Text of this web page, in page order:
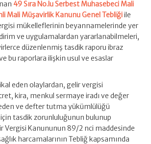
49 Sıra No.lu Serbest Muhasebeci Mali
Mali Müşavirlik Kanunu Genel Tebliğiile
mükelleflerinin beyannamelerinde yer
ve uygulamalardan yararlanabilmeleri,
düzenlenmiş tasdik raporu ibraz
bu raporlara ilişkin usul ve esaslar
eden olaylardan, gelir vergisi
kira, menkul sermaye iradı ve değer
eden ve defter tutma yükümlülüğü
tasdik zorunluluğunun bulunup
Vergisi Kanununun 89/2 nci maddesinde
harcamalarının Tebliğ kapsamında